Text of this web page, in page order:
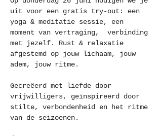
uit voor een gratis try-out: een
yoga & meditatie sessie, een
moment van vertraging,  verbinding
met jezelf. Rust & relaxatie
afgestemd op jouw lichaam, jouw
adem, jouw ritme.
Gecreëerd met liefde door
vrijwilligers, geïnspireerd door
stilte, verbondenheid en het ritme
van de seizoenen.